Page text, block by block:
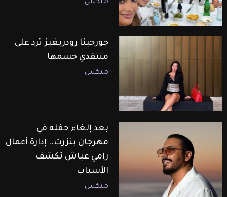
ميكس
جورجينا رودريغيز ترد على
منتقدي جسمها
ميكس
بعد إلغاء حفله في
مهرجان بنزرت.. إدارة أعمال
رامي عياش تكشف
الأسباب
ميكس